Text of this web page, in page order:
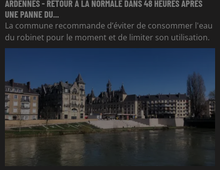
ARDENNES - RETOUR À LA NORMALE DANS 48 HEURES APRÈS
UNE PANNE DU...
La commune recommande d’éviter de consommer l'eau
du robinet pour le moment et de limiter son utilisation.